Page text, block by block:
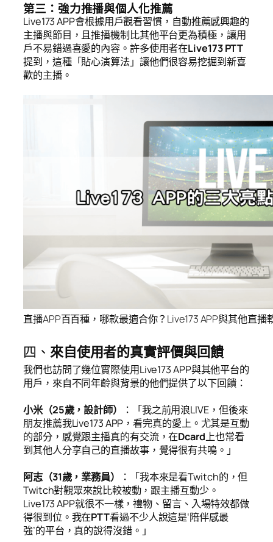
第三：強力推播與個人化推薦
Live173 APP會根據用戶觀看習慣，自動推薦感興趣的
主播與節目，且推播機制比其他平台更為積極，讓用
戶不易錯過喜愛的內容。許多使用者在Live173 PTT
提到，這種「貼心演算法」讓他們很容易挖掘到新喜
歡的主播。
直播APP百百種，哪款最適合你？Live173 APP與其他直播
四、 來自使用者的真實評價與回饋
我們也訪問了幾位實際使用Live173 APP與其他平台的
用戶，來自不同年齡與背景的他們提供了以下回饋：
小米（25歲，設計師）
：「我之前用浪LIVE，但後來
朋友推薦我Live173 APP，看完真的愛上。尤其是互動
的部分，感覺跟主播真的有交流，在Dcard上也常看
到其他人分享自己的直播故事，覺得很有共鳴。」
阿志（31歲，業務員）
：「我本來是看Twitch的，但
Twitch對觀眾來說比較被動，跟主播互動少。
Live173 APP就很不一樣，禮物、留言、入場特效都做
得很到位。我在PTT看過不少人說這是‘陪伴感最
強’的平台，真的說得沒錯。」